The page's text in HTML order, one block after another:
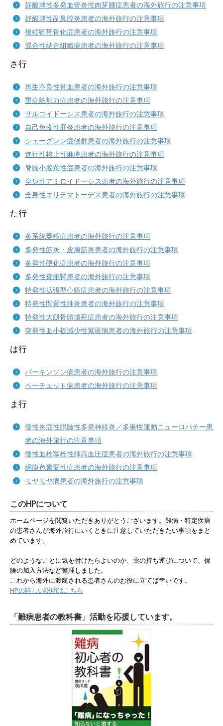
好酸球性多発血管炎性肉芽腫症患者の海外旅行の注意事項
好酸球性副鼻腔炎患者の海外旅行の注意事項
後縦靭帯骨化症患者の海外旅行の注意事項
混合性結合組織病患者の海外旅行の注意事項
さ行
再生不良性貧血患者の海外旅行の注意事項
重症筋無力症患者の海外旅行の注意事項
サルコイドーシス患者の海外旅行の注意事項
自己免疫性肝炎患者の海外旅行の注意事項
シェーグレン症候群患者の海外旅行の注意事項
進行性核上性麻痺患者の海外旅行の注意事項
脊髄小脳変性症患者の海外旅行の注意事項
全身性アミロイドーシス患者の海外旅行の注意事項
全身性エリテマトーデス患者の海外旅行の注意事項
た行
多系統萎縮症患者の海外旅行の注意事項
多発性筋炎・皮膚筋炎患者の海外旅行の注意事項
多発性硬化症患者の海外旅行の注意事項
多発性嚢胞腎患者の海外旅行の注意事項
特発性拡張型心筋症患者の海外旅行の注意事項
特発性間質性肺炎患者の海外旅行の注意事項
特発性大腿骨頭壊死症患者の海外旅行の注意事項
突発性血小板減少性紫斑病患者の海外旅行の注意事項
は行
パーキンソン病患者の海外旅行の注意事項
ベーチェット病患者の海外旅行の注意事項
ま行
慢性炎症性脱髄性多発神経炎／多巣性運動ニューロパチー患
者の海外旅行の注意事項
慢性血栓塞栓性肺高血圧症患者の海外旅行の注意事項
網膜色素変性症患者の海外旅行の注意事項
モヤモヤ病患者の海外旅行の注意事項
このHPについて
ホームページを閲覧いただきありがとうございます。難病・特定疾病
の患者さんが海外旅行にいくときに注意していただきたい事項をまと
めています。
どのようなことに気を付けたらよいのか、薬の持ち運びについて、保
険の加入方法など整理しました。
これから海外に渡航される患者さんのお役に立てば幸いです。
HPの詳しい説明はこちら
「難病患者の教科書」活動を応援しています。